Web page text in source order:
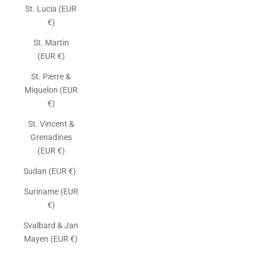
St. Lucia (EUR
€)
St. Martin
(EUR €)
St. Pierre &
Miquelon (EUR
€)
St. Vincent &
Grenadines
(EUR €)
Sudan (EUR €)
Suriname (EUR
€)
Svalbard & Jan
Mayen (EUR €)